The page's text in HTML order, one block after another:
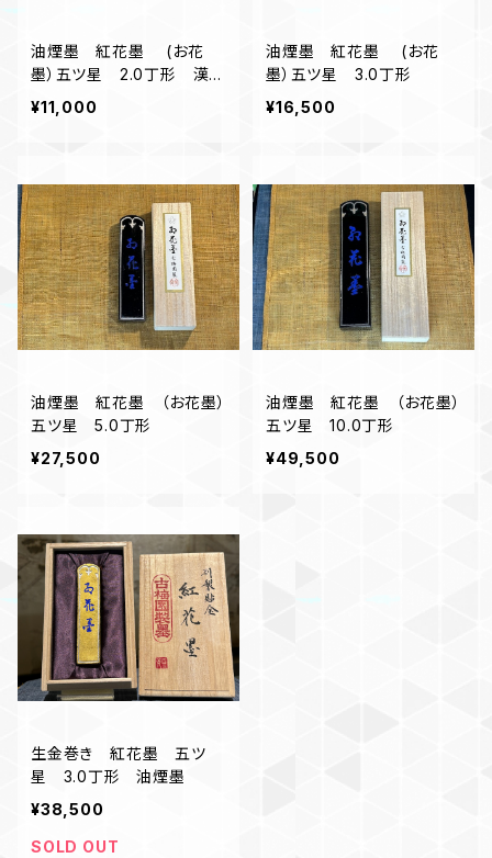
油煙墨 紅花墨 (お花
墨）五ツ星 2.0丁形 漢
字、かな作品にオススメ
¥11,000
油煙墨 紅花墨 (お花
墨）五ツ星 3.0丁形
¥16,500
油煙墨 紅花墨 （お花墨）
五ツ星 5.0丁形
¥27,500
油煙墨 紅花墨 （お花墨）
五ツ星 10.0丁形
¥49,500
生金巻き 紅花墨 五ツ
星 3.0丁形 油煙墨
¥38,500
SOLD OUT